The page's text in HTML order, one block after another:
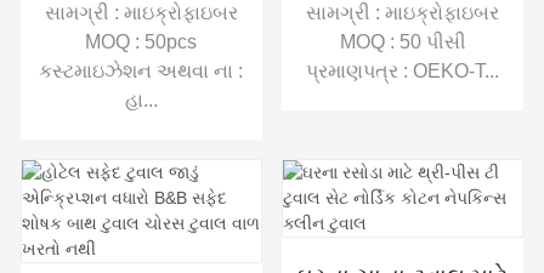
સામગ્રી : માઇક્રોફાઇબર
MOQ : 50pcs
કસ્ટમાઇઝેશન અથવા ના :
હા...
સામગ્રી : માઇક્રોફાઇબર
MOQ : 50 પીસી
પ્રમાણપત્ર : OEKO-T...